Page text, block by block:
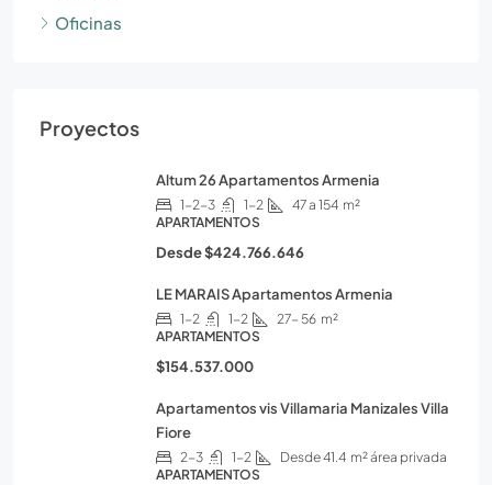
Oficinas
Proyectos
Altum 26 Apartamentos Armenia
1-2-3 1-2 47 a 154 m²
APARTAMENTOS
Desde$424.766.646
LE MARAIS Apartamentos Armenia
1-2 1-2 27- 56 m²
APARTAMENTOS
$154.537.000
Apartamentos vis Villamaria Manizales Villa
Fiore
2-3 1-2 Desde 41.4 m² área privada
APARTAMENTOS